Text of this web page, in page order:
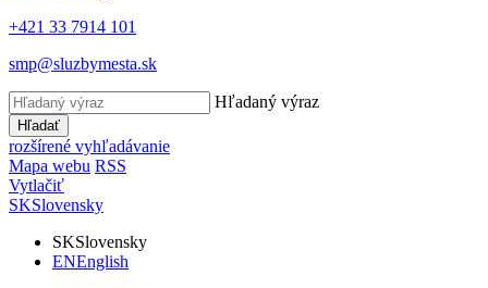
+421 33 7914 101
smp@sluzbymesta.sk
Hľadaný výraz
Hľadať
rozšírené vyhľadávanie
Mapa webu RSS
Vytlačiť
SKSlovensky
SKSlovensky
ENEnglish